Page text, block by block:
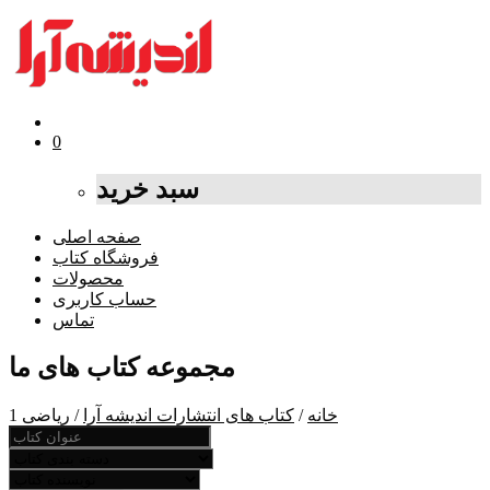
0
سبد خرید
صفحه اصلی
فروشگاه کتاب
محصولات
حساب کاربری
تماس
مجموعه کتاب های ما
خانه / کتاب های انتشارات اندیشه آرا / ریاضی 1